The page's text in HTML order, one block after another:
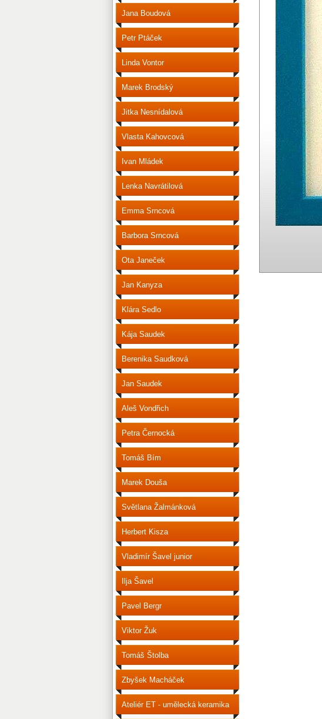
Jana Boudová
Petr Ptáček
Linda Vontor
Marek Brodský
Jitka Nesnídalová
Vlasta Kahovcová
Ivan Mládek
Lenka Navrátilová
Emma Srncová
Barbora Srncová
Ota Janeček
Jan Kanyza
Klára Sedlo
Kája Saudek
Berenika Saudková
Jan Saudek
Aleš Vondřich
Petra Černocká
Tomáš Bím
Marek Douša
Světlana Žalmánková
Herbert Kisza
Vladimír Šavel junior
Ilja Šavel
Pavel Bergr
Viktor Žuk
Tomáš Štolba
Zbyšek Macháček
Ateliér ET - umělecká keramika